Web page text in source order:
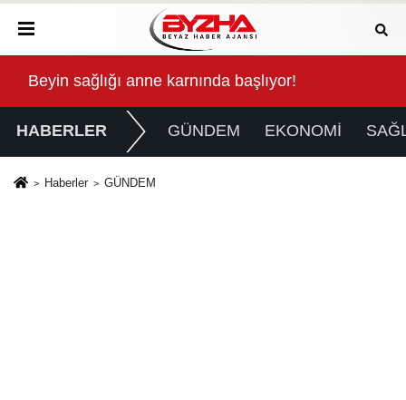
Yolculuk” Yaptı
Beyin sağlığı anne karnında başlıyor!
HABERLER GÜNDEM EKONOMİ
Haberler GÜNDEM